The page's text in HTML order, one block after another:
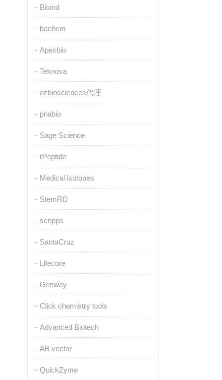
Bioind
bachem
Apexbio
Teknova
ozbiosciences代理
pnabio
Sage Science
rPeptide
Medical isotopes
StemRD
scripps
SantaCruz
Lifecore
Genway
Click chemistry tools
Advanced Biotech
AB vector
QuickZyme